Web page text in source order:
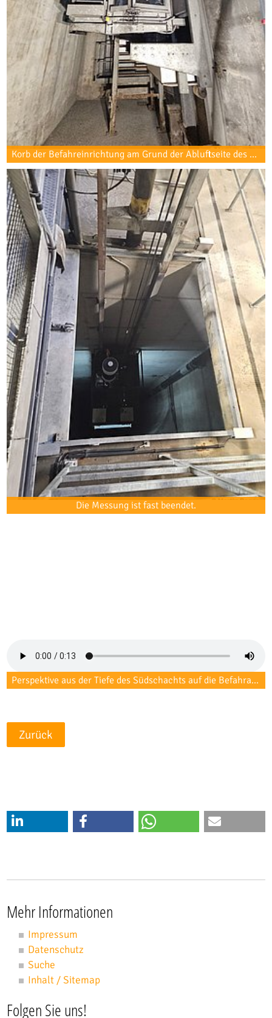
Korb der Befahreinrichtung am Grund der Abluftseite des Südschachtes vor Start der Messung. Oben auf einem Dreibein montiert befindet sich die senkrecht ausgerichtete Altira.
Die Messung ist fast beendet.
Perspektive aus der Tiefe des Südschachts auf die Befahranlage während des laufenden 3D-Scans.
Zurück
Mehr Informationen
Impressum
Datenschutz
Suche
Inhalt / Sitemap
Folgen Sie uns!